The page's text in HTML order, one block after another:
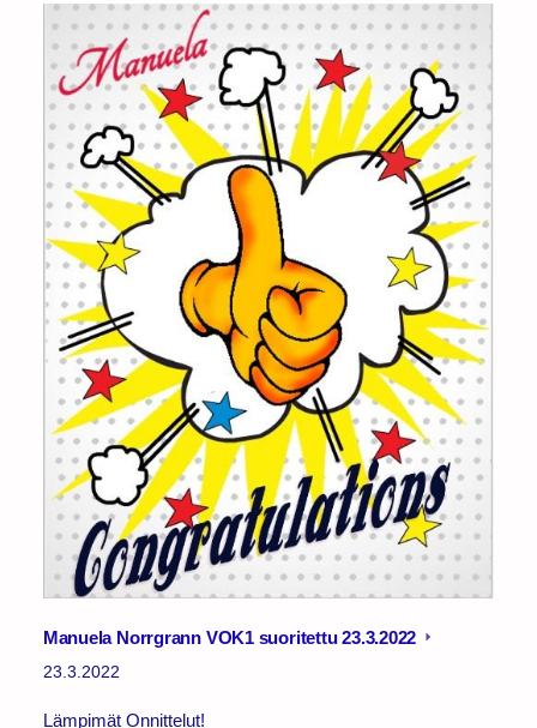
Manuela Norrgrann VOK1 suoritettu 23.3.2022
23.3.2022
Lämpimät Onnittelut!